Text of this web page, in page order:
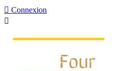
 Connexion
